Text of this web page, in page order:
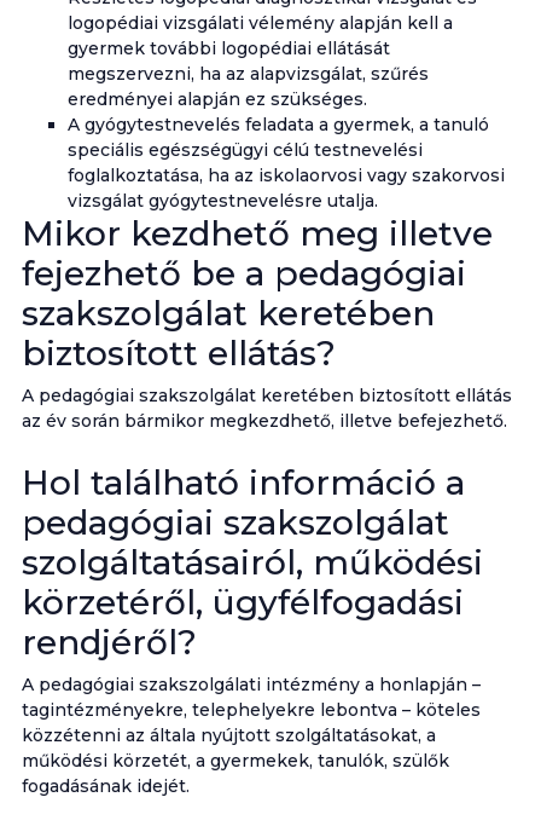
logopédiai vizsgálati vélemény alapján kell a
gyermek további logopédiai ellátását
megszervezni, ha az alapvizsgálat, szűrés
eredményei alapján ez szükséges.
A gyógytestnevelés feladata a gyermek, a tanuló
speciális egészségügyi célú testnevelési
foglalkoztatása, ha az iskolaorvosi vagy szakorvosi
vizsgálat gyógytestnevelésre utalja.
Mikor kezdhető meg illetve
fejezhető be a pedagógiai
szakszolgálat keretében
biztosított ellátás?
A pedagógiai szakszolgálat keretében biztosított ellátás
az év során bármikor megkezdhető, illetve befejezhető.
Hol található információ a
pedagógiai szakszolgálat
szolgáltatásairól, működési
körzetéről, ügyfélfogadási
rendjéről?
A pedagógiai szakszolgálati intézmény a honlapján –
tagintézményekre, telephelyekre lebontva – köteles
közzétenni az általa nyújtott szolgáltatásokat, a
működési körzetét, a gyermekek, tanulók, szülők
fogadásának idejét.